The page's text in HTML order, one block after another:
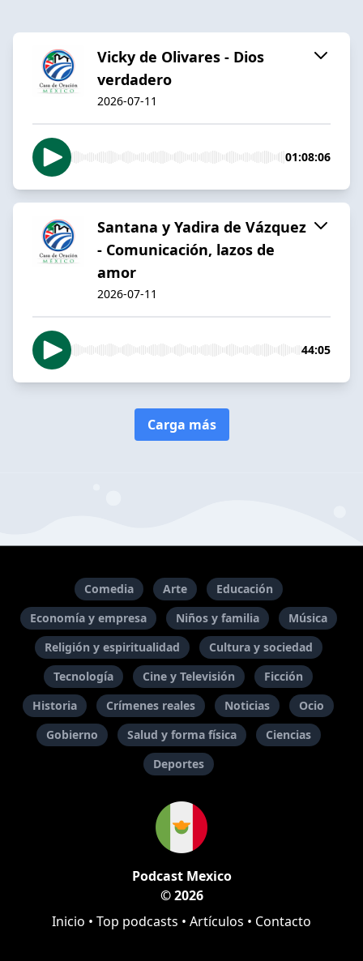
Vicky de Olivares - Dios
verdadero
2026-07-11
01:08:06
Santana y Yadira de Vázquez
- Comunicación, lazos de
amor
2026-07-11
44:05
Carga más
Comedia Arte
Educación
Economía y empresa
Niños y familia
Música
Religión y espiritualidad
Cultura y sociedad
Tecnología
Cine y Televisión
Ficción
Historia
Crímenes reales Noticias
Ocio
Gobierno
Salud y forma física
Ciencias
Deportes
Podcast Mexico
© 2026
Inicio • Top podcasts • Artículos • Contacto